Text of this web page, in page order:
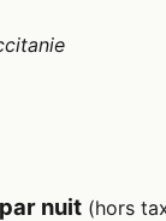
nuit (hors